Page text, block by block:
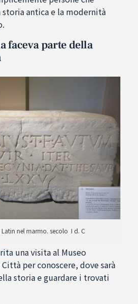
antica e la modernità
faceva parte della
nel marmo. secolo I d. C
una visita al Museo
per conoscere, dove sarà
storia e guardare i trovati